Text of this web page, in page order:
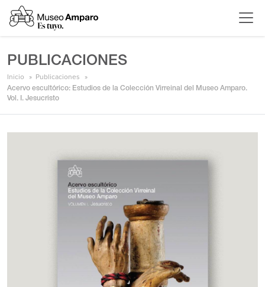
PUBLICACIONES
Inicio Publicaciones
Acervo escultórico: Estudios de la Colección Virreinal del Museo Amparo.
Vol. I. Jesucristo